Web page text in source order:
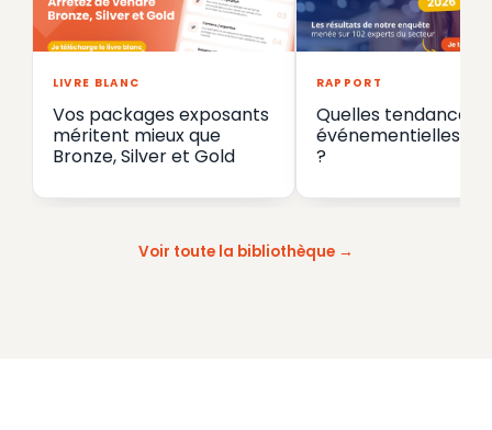
LIVRE BLANC
Vos packages exposants
méritent mieux que
Bronze, Silver et Gold
RAPPORT
Quelles tendances
événementielles en
?
Voir toute la bibliothèque